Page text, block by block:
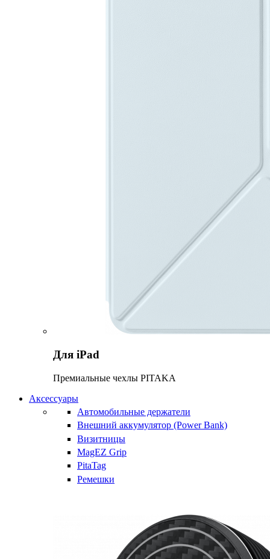
Для iPad
Премиальные чехлы PITAKA
Аксессуары
Автомобильные держатели
Внешний аккумулятор (Power Bank)
Визитницы
MagEZ Grip
PitaTag
Ремешки